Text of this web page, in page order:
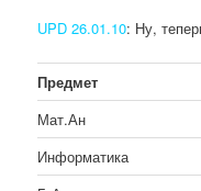
UPD 26.01.10: Ну,
Предмет
Мат.Ан
Информатика